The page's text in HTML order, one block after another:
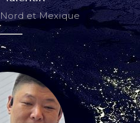
et Mexique